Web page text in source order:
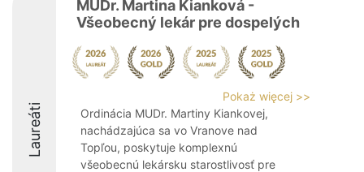
Laureáti
MUDr. Martina Kianková -
Všeobecný lekár pre dospelých
Pokaż więcej >>
Ordinácia MUDr. Martiny Kiankovej,
nachádzajúca sa vo Vranove nad
Topľou, poskytuje komplexnú
všeobecnú lekársku starostlivosť pre